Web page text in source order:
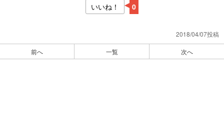
いいね！ 0
2018/04/07投稿
前へ 一覧 次へ